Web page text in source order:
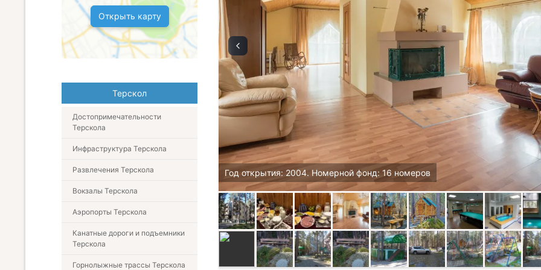
Год открытия: 2004. Номерной фонд: 16 номеров
Открыть карту
Терскол
Достопримечательности
Терскола
Инфраструктура Терскола
Развлечения Терскола
Вокзалы Терскола
Аэропорты Терскола
Канатные дороги и подъемники
Терскола
Горнолыжные трассы Терскола